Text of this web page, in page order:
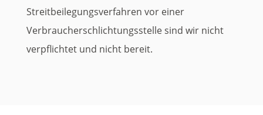
Streitbeilegungsverfahren vor einer
Verbraucherschlichtungsstelle sind wir nicht
verpflichtet und nicht bereit.